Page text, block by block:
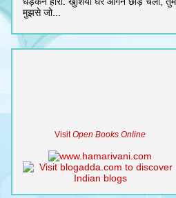
मुझसे जो...
VisitOpen Books Online